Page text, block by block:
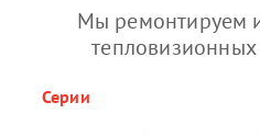
Мы ремонтируем
Серии